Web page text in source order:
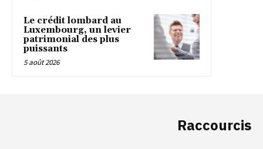
Le crédit lombard au
Luxembourg, un levier
patrimonial des plus
puissants
5 août 2026
Raccourcis